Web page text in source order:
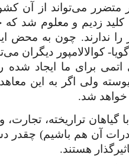
متضرر می‌تواند از آن
کلید زدیم و معلوم شد
ندارند. چون به محض
کوالالامپور دیگران
برای ما ایجاد شده
ولی اگر به این
خواهد شد.
تراریخته، تجارت،
آن هم باشیم) چقدر
هستند.